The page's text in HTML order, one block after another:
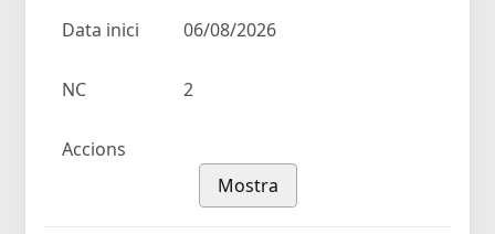
Data inici 06/08/2026
NC 2
Accions
Mostra